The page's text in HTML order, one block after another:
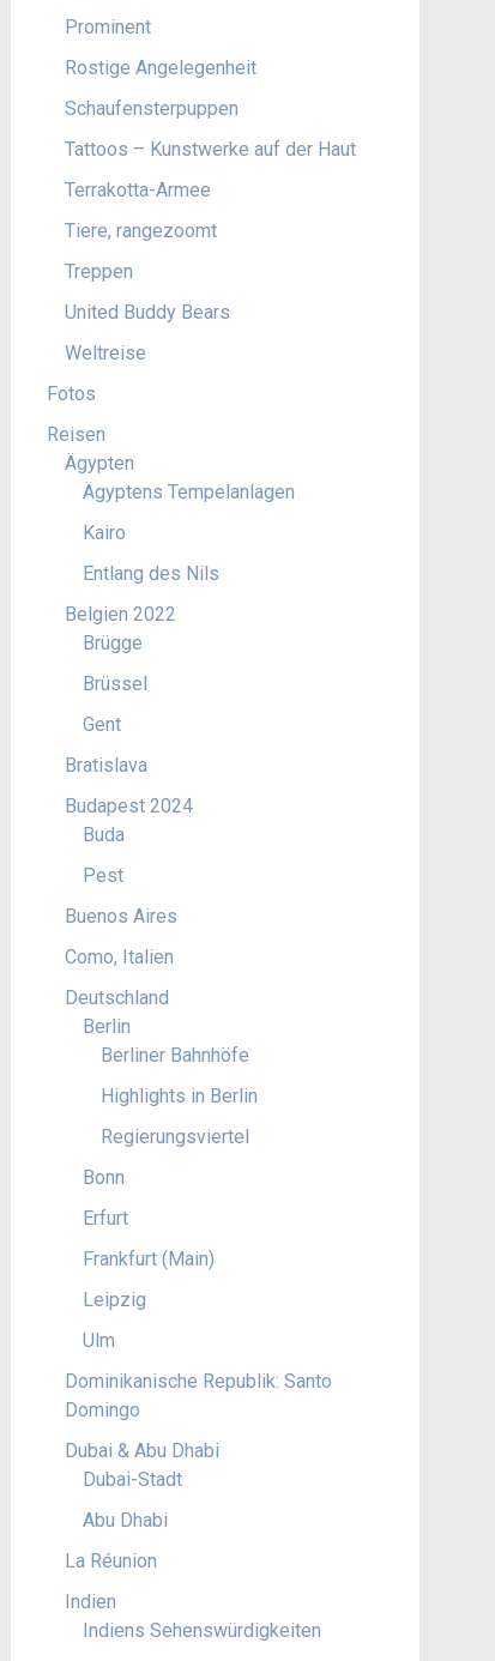
Prominent
Rostige Angelegenheit
Schaufensterpuppen
Tattoos – Kunstwerke auf der Haut
Terrakotta-Armee
Tiere, rangezoomt
Treppen
United Buddy Bears
Weltreise
Fotos
Reisen
Ägypten
Ägyptens Tempelanlagen
Kairo
Entlang des Nils
Belgien 2022
Brügge
Brüssel
Gent
Bratislava
Budapest 2024
Buda
Pest
Buenos Aires
Como, Italien
Deutschland
Berlin
Berliner Bahnhöfe
Highlights in Berlin
Regierungsviertel
Bonn
Erfurt
Frankfurt (Main)
Leipzig
Ulm
Dominikanische Republik: Santo
Domingo
Dubai & Abu Dhabi
Dubai-Stadt
Abu Dhabi
La Réunion
Indien
Indiens Sehenswürdigkeiten